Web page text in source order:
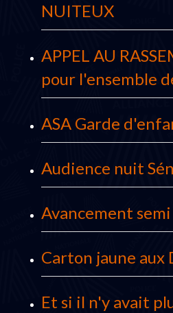
NUITEUX
APPEL AU
pour l'ensemble
ASA Garde
Audience nuit
Avancement
Carton jaune aux
Et si il n'y avait